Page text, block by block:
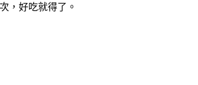
，好吃就得了。